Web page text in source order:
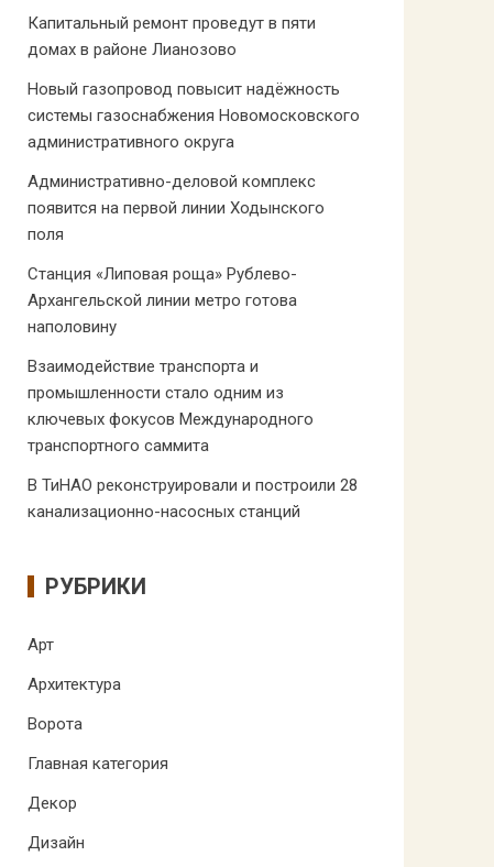
Капитальный ремонт проведут в пяти
домах в районе Лианозово
Новый газопровод повысит надёжность
системы газоснабжения Новомосковского
административного округа
Административно-деловой комплекс
появится на первой линии Ходынского
поля
Станция «Липовая роща» Рублево-
Архангельской линии метро готова
наполовину
Взаимодействие транспорта и
промышленности стало одним из
ключевых фокусов Международного
транспортного саммита
В ТиНАО реконструировали и построили 28
канализационно-насосных станций
РУБРИКИ
Арт
Архитектура
Ворота
Главная категория
Декор
Дизайн